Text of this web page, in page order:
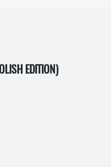
EDITION)